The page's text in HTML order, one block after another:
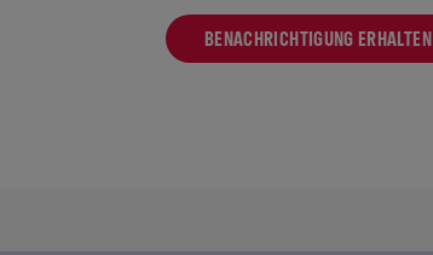
BENACHRICHTIGUNG ERHALTEN